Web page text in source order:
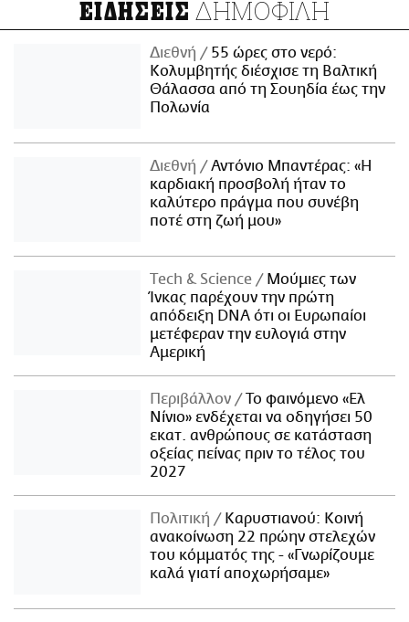
ΕΙΔΗΣΕΙΣ ΔΗΜΟΦΙΛΗ
Διεθνή
55 ώρες στο νερό:
Κολυμβητής διέσχισε τη Βαλτική
Θάλασσα από τη Σουηδία έως την
Πολωνία
Διεθνή
Αντόνιο Μπαντέρας: «Η
καρδιακή προσβολή ήταν το
καλύτερο πράγμα που συνέβη
ποτέ στη ζωή μου»
Τech & Science
Μούμιες των
Ίνκας παρέχουν την πρώτη
απόδειξη DNA ότι οι Ευρωπαίοι
μετέφεραν την ευλογιά στην
Αμερική
Περιβάλλον
Το φαινόμενο «Ελ
Νίνιο» ενδέχεται να οδηγήσει 50
εκατ. ανθρώπους σε κατάσταση
οξείας πείνας πριν το τέλος του
2027
Πολιτική
Καρυστιανού: Κοινή
ανακοίνωση 22 πρώην στελεχών
του κόμματός της - «Γνωρίζουμε
καλά γιατί αποχωρήσαμε»